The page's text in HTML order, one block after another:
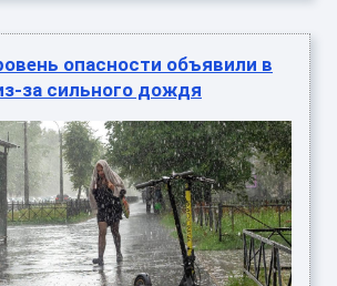
опасности объявили в
за сильного дождя